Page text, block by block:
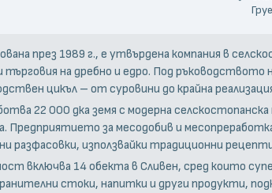
през 1989 г., е утвърдена компания в
търговия на дребно и едро. Под
цикъл – от суровини до крайна
22 000 дка земя с модерна
Предприятието за месодобив и
разфасовки, използвайки традиционни
включва 14 обекта в Сливен, сред които
стоки, напитки и други продукти,